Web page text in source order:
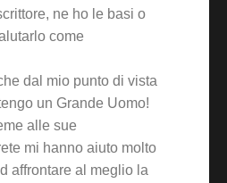
ne ho le basi o
come
dal mio punto di vista
un Grande Uomo!
alle sue
mi hanno aiuto molto
affrontare al meglio la